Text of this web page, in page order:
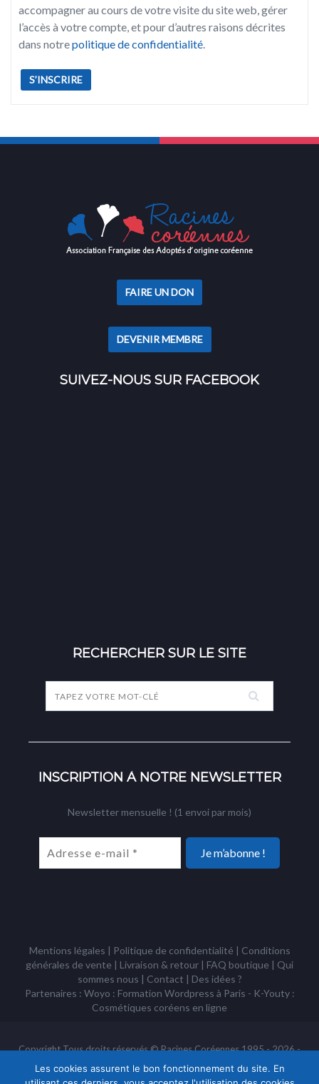
accompagner au cours de votre visite du site web, gérer
l’accès à votre compte, et pour d’autres raisons décrites
dans notrepolitique de confidentialité.
S’INSCRIRE
FAIRE UN DON
DEVENIR MEMBRE
SUIVEZ-NOUS SUR FACEBOOK
RECHERCHER SUR LE SITE
INSCRIPTION À NOTRE NEWSLETTER
Newsletter mensuelle ! (1 envoi par mois)
Mentions légales | Politique de confidentialité | Conditions
générales de vente | Livraison & retour | FAQ boutique | Qui
sommes nous | Contact | Des idées ?
Partenaires : Woyo : Formation Wordpress à Paris - K-Youty :
Cosmétiques coréens en ligne
Copyright Tous droits réservés © Racines Coréennes 1995 - 2026 -
Les cookies assurent le bon fonctionnement du site. En